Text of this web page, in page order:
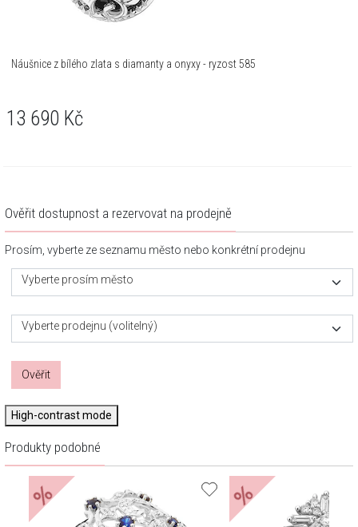
Náušnice z bílého zlata s diamanty a onyxy - ryzost 585
13 690 Kč
Ověřit dostupnost a rezervovat na prodejně
Prosím, vyberte ze seznamu město nebo konkrétní prodejnu
Vyberte prosím město
Vyberte prodejnu (volitelný)
Ověřit
High-contrast mode
Produkty podobné
% %